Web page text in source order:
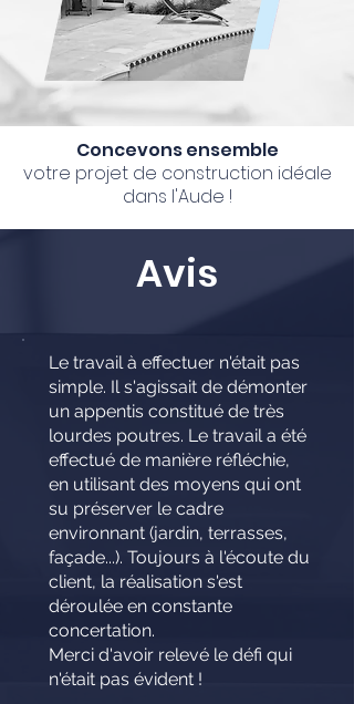
Concevons ensemble
votre projet de construction idéale
dans l'Aude !
Avis
Le travail à effectuer n'était pas
simple. Il s'agissait de démonter
un appentis constitué de très
lourdes poutres. Le travail a été
effectué de manière réfléchie,
en utilisant des moyens qui ont
su préserver le cadre
environnant (jardin, terrasses,
façade...). Toujours à l'écoute du
client, la réalisation s'est
déroulée en constante
concertation.
Merci d'avoir relevé le défi qui
n'était pas évident !